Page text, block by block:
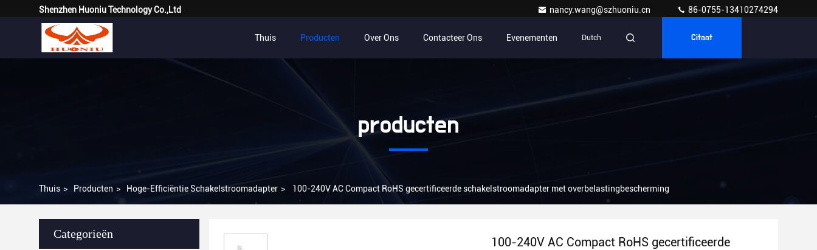
Shenzhen Huoniu Technology Co.,Ltd nancy.wang@szhuoniu.cn 86-0755-13410274294
Thuis Producten Over Ons Contacteer Ons Evenementen Dutch Citaat
producten
Thuis > Producten > Hoge-Efficiëntie Schakelstroomadapter > 100-240V AC Compact RoHS gecertificeerde schakelstroomadapter met overbelastingbescherming
Categorieën
100-240V AC Compact RoHS gecertificeerde